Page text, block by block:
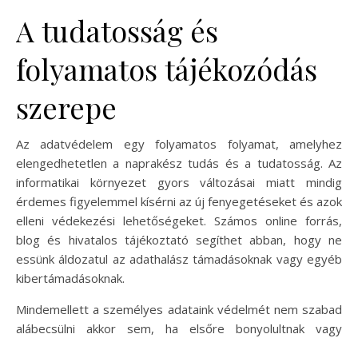
A tudatosság és
folyamatos tájékozódás
szerepe
Az adatvédelem egy folyamatos folyamat, amelyhez
elengedhetetlen a naprakész tudás és a tudatosság. Az
informatikai környezet gyors változásai miatt mindig
érdemes figyelemmel kísérni az új fenyegetéseket és azok
elleni védekezési lehetőségeket. Számos online forrás,
blog és hivatalos tájékoztató segíthet abban, hogy ne
essünk áldozatul az adathalász támadásoknak vagy egyéb
kibertámadásoknak.
Mindemellett a személyes adataink védelmét nem szabad
alábecsülni akkor sem, ha elsőre bonyolultnak vagy